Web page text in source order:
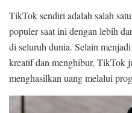
TikTok sendiri adalah salah
populer saat ini dengan lebih
di seluruh dunia. Selain
kreatif dan menghibur, TikTok
menghasilkan uang melalui